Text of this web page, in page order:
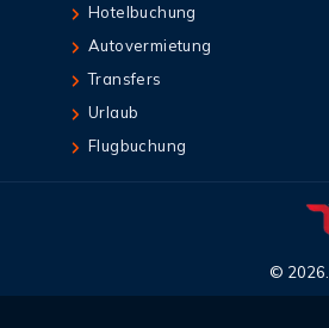
Hotelbuchung
Autovermietung
Transfers
Urlaub
Flugbuchung
© 2026